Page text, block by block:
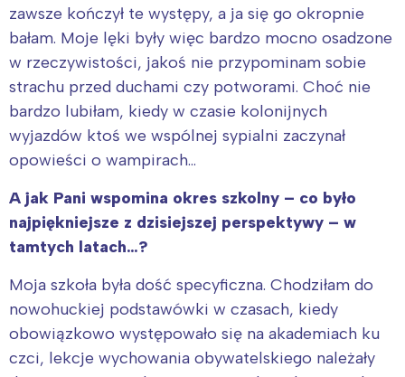
zawsze kończył te występy, a ja się go okropnie
bałam. Moje lęki były więc bardzo mocno osadzone
w rzeczywistości, jakoś nie przypominam sobie
strachu przed duchami czy potworami. Choć nie
bardzo lubiłam, kiedy w czasie kolonijnych
wyjazdów ktoś we wspólnej sypialni zaczynał
opowieści o wampirach…
A jak Pani wspomina okres szkolny – co było
najpiękniejsze z dzisiejszej perspektywy – w
tamtych latach…?
Moja szkoła była dość specyficzna. Chodziłam do
nowohuckiej podstawówki w czasach, kiedy
obowiązkowo występowało się na akademiach ku
czci, lekcje wychowania obywatelskiego należały
Poznań
Wrocław
Północ
Wszystkie
Wybieram